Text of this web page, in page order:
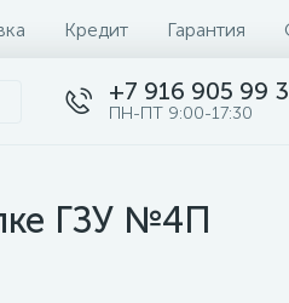
Кредит Гарантия
+7 916 905 99
ПН-ПТ 9:00-17:30
ГЗУ №4П